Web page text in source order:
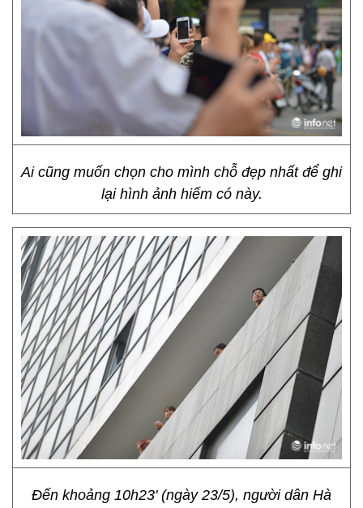
Ai cũng muốn chọn cho mình chỗ đẹp nhất để ghi
lại hình ảnh hiếm có này.
Đến khoảng 10h23' (ngày 23/5), người dân Hà